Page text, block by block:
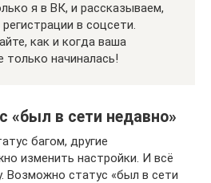
я в ВК, и рассказываем,
в соцсети.
как и когда ваша
только начиналась!
«был в сети недавно»
багом, другие
изменить настройки. И всё
Возможно статус «был в сети